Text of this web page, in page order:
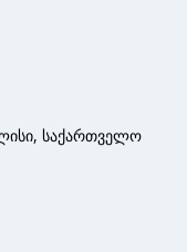
საქართველო